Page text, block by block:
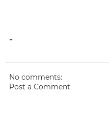
-
No comments:
Post a Comment